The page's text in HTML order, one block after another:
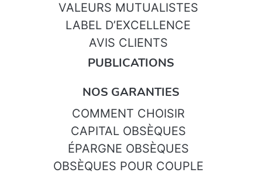
VALEURS MUTUALISTES
LABEL D’EXCELLENCE
AVIS CLIENTS
PUBLICATIONS
NOS GARANTIES
COMMENT CHOISIR
CAPITAL OBSÈQUES
ÉPARGNE OBSÈQUES
OBSÈQUES POUR COUPLE